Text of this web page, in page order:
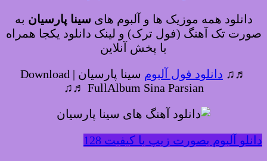
دانلود همه موزیک ها و آلبوم های سینا پارسیان به
صورت تک آهنگ (فول ترک) و لینک دانلود یکجا همراه
با پخش آنلاین
♬♫ دانلود فول آلبوم
سینا پارسیان | Download
FullAlbum Sina Parsian ♬♫
دانلو آلبوم بصورت زیپ با کیفیت 128